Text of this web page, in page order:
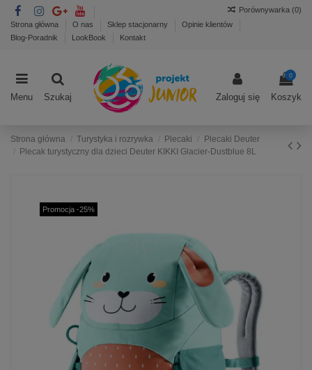
Strona główna O nas Sklep stacjonarny
Opinie klientów
Blog-Poradnik
LookBook Kontakt
Porównywarka (0)
Menu Szukaj Zaloguj się
0
Koszyk
Strona główna Turystyka i rozrywka Plecaki
Plecaki Deuter
Plecak turystyczny dla dzieci Deuter KIKKI Glacier-Dustblue 8L
Promocja -25%